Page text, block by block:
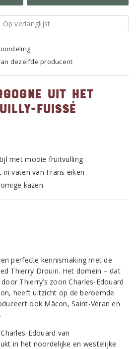
Op verlanglijst
dezelfde producent
uit het
Fuissé
met mooie fruitvulling
vaten van Frans eiken
kazen
perfecte kennismaking met de
Thierry Drouin. Het domein – dat
Thierry’s zoon Charles-Edouard
heeft uitzicht op de beroemde
ook Mâcon, Saint-Véran en
Edouard van
in het noordelijke en westelijke